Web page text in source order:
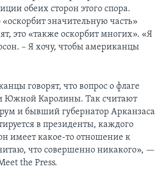
обеих сторон этого спора.
«оскорбит значительную часть»
это «также оскорбит многих». «Я
– Я хочу, чтобы американцы
говорят, что вопрос о флаге
Южной Каролины. Так считают
и бывший губернатор Арканзаса
в президенты, каждого
имеет какое-то отношение к
что совершенно никакого», —
the Press.